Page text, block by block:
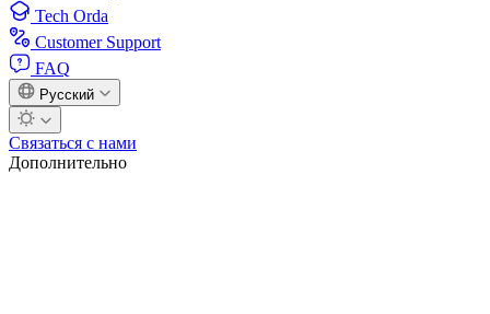
Tech Orda
Customer Support
FAQ
Русский
Связаться с нами
Дополнительно